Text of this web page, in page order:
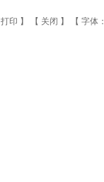
打印 】 【 关闭 】 【 字体：